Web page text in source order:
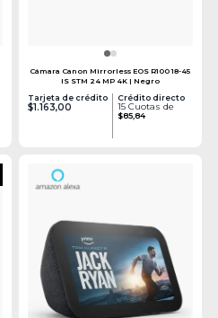
Cámara Canon Mirrorless EOS R100 18-45
IS STM 24 MP 4K | Negro
Tarjeta de crédito
$1.163,00
Crédito directo
15 Cuotas de
$85,84